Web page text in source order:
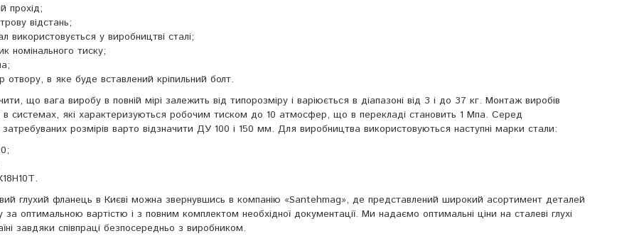
прохід;
відстань;
використовується у виробництві сталі;
номінального тиску;
отвору, в яке буде вставлений кріпильний болт.
що вага виробу в повній мірі залежить від типорозміру і варіюється в діапазоні від 3 і до 37 кг. Монтаж виробів
в системах, які характеризуються робочим тиском до 10 атмосфер, що в перекладі становить 1 Мпа. Серед
розмірів варто відзначити ДУ 100 і 150 мм. Для виробництва використовуються наступні марки стали:
глухий фланець в Києві можна звернувшись в компанію «Santehmag», де представлений широкий асортимент деталей
за оптимальною вартістю і з повним комплектом необхідної документації. Ми надаємо оптимальні ціни на сталеві глухі
завдяки співпраці безпосередньо з виробником.